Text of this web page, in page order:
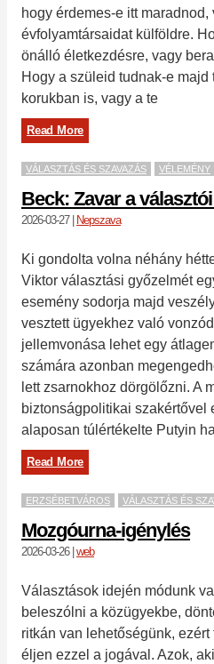
hogy érdemes-e itt maradnod,
évfolyamtársaidat külföldre.
önálló életkezdésre, vagy
Hogy a szüleid tudnak-e
korukban is, vagy a te
Read More
VÁLASZTÁS ÉS SZAVAZÁS VÉLEMÉNY
Beck: Zavar a
2026-03-27| Nepszava
Ki gondolta volna néhány
Viktor választási győzelmét
esemény sodorja majd
vesztett ügyekhez való
jellemvonása lehet egy
számára azonban
lett zsarnokhoz dörgölőzni. A
biztonságpolitikai szakértővel
alaposan túlértékelte Putyin
Read More
ERZSÉBETVÁROS VÁLASZTÁS ÉS
Mozgóurna-igénylés
2026-03-26|web
Választások idején módunk
beleszólni a közügyekbe,
ritkán van lehetőségünk,
éljen ezzel a jogával. Azok,